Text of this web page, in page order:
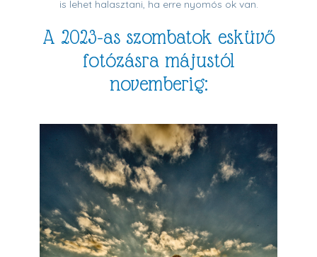
is lehet halasztani, ha erre nyomós ok van.
A 2023-as szombatok esküvő
fotózásra májustól
novemberig: